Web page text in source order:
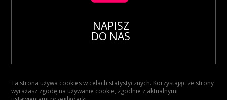
NAPISZ
DO NAS
Ta strona używa cookies w celach statystycznych. Korzystając ze strony
wyrażasz zgodę na używanie cookie, zgodnie z aktualnymi